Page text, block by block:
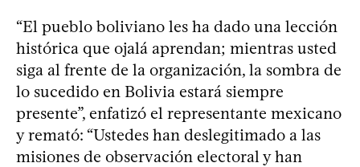
“El pueblo boliviano les ha dado una lección
histórica que ojalá aprendan; mientras usted
siga al frente de la organización, la sombra de
lo sucedido en Bolivia estará siempre
presente”, enfatizó el representante mexicano
y remató: “Ustedes han deslegitimado a las
misiones de observación electoral y han